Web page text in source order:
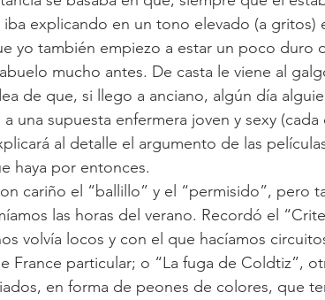
explicando en un tono elevado (a gritos)
yo también empiezo a estar un poco duro
mucho antes. De casta le viene al
de que, si llego a anciano, algún día
una supuesta enfermera joven y sexy (cada
al detalle el argumento de las
haya por entonces.
cariño el “ballillo” y el “permisido”, pero
las horas del verano. Recordó el
volvía locos y con el que hacíamos
France particular; o “La fuga de Coldtiz”,
en forma de peones de colores, que